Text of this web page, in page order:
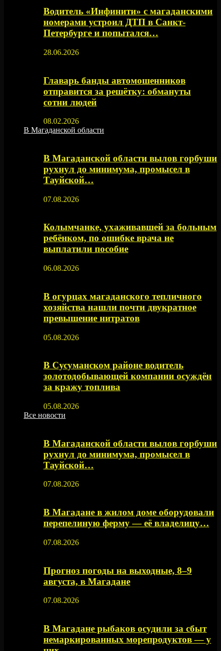
Водитель «Инфинити» с магаданскими
номерами устроил ДТП в Санкт-
Петербурге и попытался…
28.06.2026
Главарь банды автомошенников
отправится за решётку: обмануты
сотни людей
08.02.2026
В Магаданской области
В Магаданской области вылов горбуши
рухнул до минимума, промысел в
Тауйской…
07.08.2026
Колымчанке, ухаживавшей за больным
ребёнком, по ошибке врача не
выплатили пособие
06.08.2026
В огурцах магаданского тепличного
хозяйства нашли почти двукратное
превышение нитратов
05.08.2026
В Сусуманском районе водитель
золотодобывающей компании осуждён
за кражу топлива
05.08.2026
Все новости
В Магаданской области вылов горбуши
рухнул до минимума, промысел в
Тауйской…
07.08.2026
В Магадане в жилом доме оборудовали
перепелиную ферму — её владелицу…
07.08.2026
Прогноз погоды на выходные, 8–9
августа, в Магадане
07.08.2026
В Магадане рыбаков осудили за сбыт
немаркированных морепродуктов — у